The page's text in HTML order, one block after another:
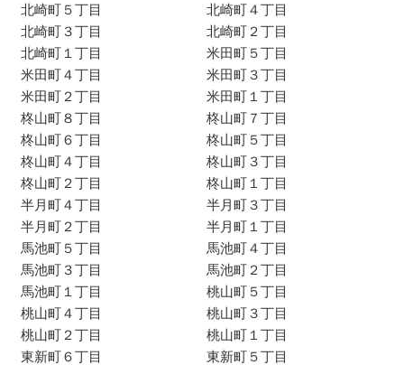
北崎町５丁目
北崎町４丁目
北崎町３丁目
北崎町２丁目
北崎町１丁目
米田町５丁目
米田町４丁目
米田町３丁目
米田町２丁目
米田町１丁目
柊山町８丁目
柊山町７丁目
柊山町６丁目
柊山町５丁目
柊山町４丁目
柊山町３丁目
柊山町２丁目
柊山町１丁目
半月町４丁目
半月町３丁目
半月町２丁目
半月町１丁目
馬池町５丁目
馬池町４丁目
馬池町３丁目
馬池町２丁目
馬池町１丁目
桃山町５丁目
桃山町４丁目
桃山町３丁目
桃山町２丁目
桃山町１丁目
東新町６丁目
東新町５丁目